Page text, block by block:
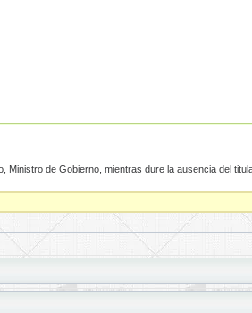
de Gobierno, mientras dure la ausencia del